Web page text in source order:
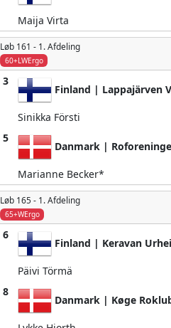
Maija Virta
Løb 161 - 1. Afdeling
60+LWErgo
3
Finland | Lappajärven
Sinikka Försti
5
Danmark |
Marianne Becker*
Løb 165 - 1. Afdeling
65+WErgo
6
Finland | Keravan
Päivi Törmä
8
Danmark | Køge